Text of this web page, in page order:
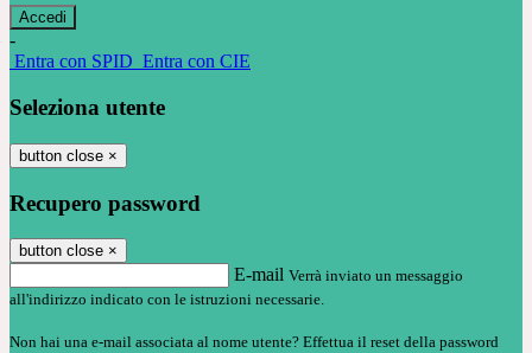
-
Entra con SPID Entra con CIE
Seleziona utente
button close ×
Recupero password
button close ×
E-mail Verrà inviato un messaggio
all'indirizzo indicato con le istruzioni necessarie.
Non hai una e-mail associata al nome utente? Effettua il reset della password